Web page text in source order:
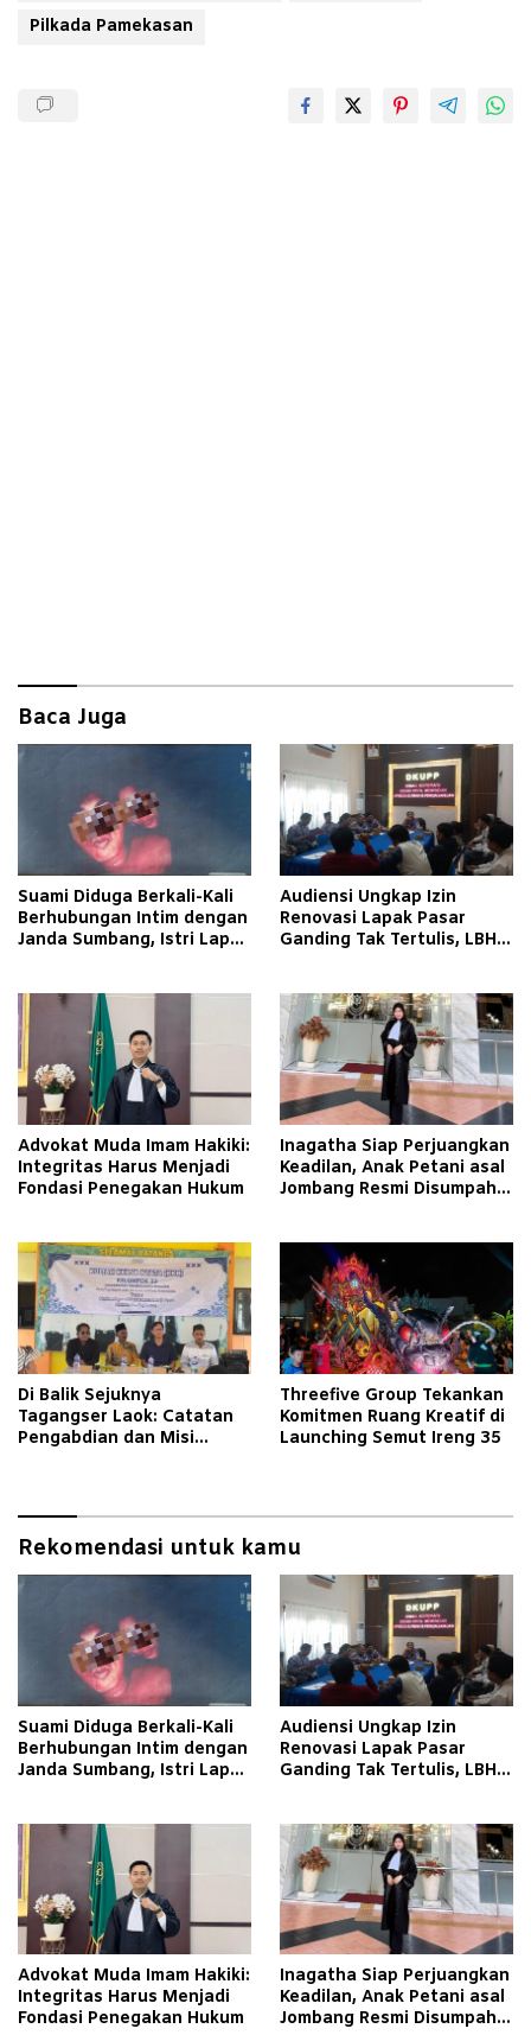
Pilkada Pamekasan
Baca Juga
Suami Diduga Berkali-Kali
Berhubungan Intim dengan
Janda Sumbang, Istri Lapor
Audiensi Ungkap Izin
Renovasi Lapak Pasar
Ganding Tak Tertulis, LBH
Advokat Muda Imam Hakiki:
Integritas Harus Menjadi
Fondasi Penegakan Hukum
Inagatha Siap Perjuangkan
Keadilan, Anak Petani asal
Jombang Resmi Disumpah
Di Balik Sejuknya
Tagangser Laok: Catatan
Pengabdian dan Misi
Threefive Group Tekankan
Komitmen Ruang Kreatif di
Launching Semut Ireng 35
Rekomendasi untuk kamu
Suami Diduga Berkali-Kali
Berhubungan Intim dengan
Janda Sumbang, Istri Lapor
Audiensi Ungkap Izin
Renovasi Lapak Pasar
Ganding Tak Tertulis, LBH
Advokat Muda Imam Hakiki:
Integritas Harus Menjadi
Fondasi Penegakan Hukum
Inagatha Siap Perjuangkan
Keadilan, Anak Petani asal
Jombang Resmi Disumpah